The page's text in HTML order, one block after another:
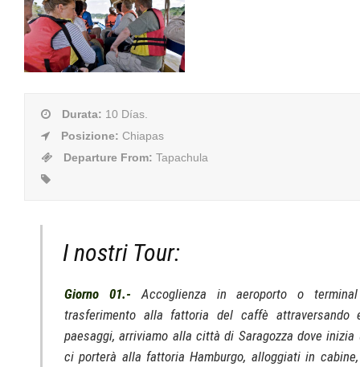
Durata: 10 Días.
Posizione: Chiapas
Departure From: Tapachula
I nostri Tour:
Giorno 01.- Accoglienza in aeroporto o
trasferimento alla fattoria del caffè attraversando
paesaggi, arriviamo alla città di Saragozza dove
ci porterà alla fattoria Hamburgo, alloggiati in